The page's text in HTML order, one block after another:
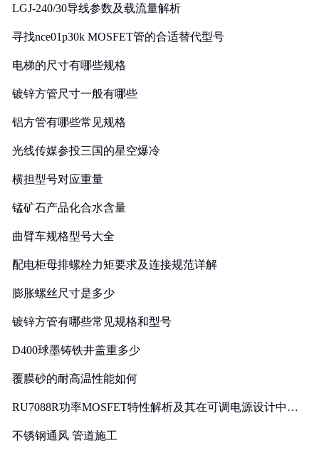
LGJ-240/30导线参数及载流量解析
寻找nce01p30k MOSFET管的合适替代型号
电梯的尺寸有哪些规格
镀锌方管尺寸一般有哪些
铝方管有哪些常见规格
光线传媒参投三国的星空爆冷
横担型号对应重量
锰矿石产品化合水含量
曲臂车规格型号大全
配电柜母排螺栓力矩要求及连接规范详解
膨胀螺丝尺寸是多少
镀锌方管有哪些常见规格和型号
D400球墨铸铁井盖重多少
覆膜砂的耐高温性能如何
RU7088R功率MOSFET特性解析及其在可调电源设计中的
不锈钢通风 管道施工